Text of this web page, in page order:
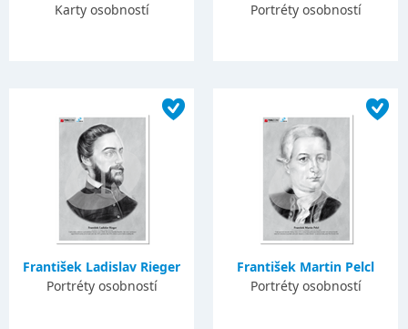
Karty osobností
Portréty osobností
František Ladislav Rieger
Portréty osobností
František Martin Pelcl
Portréty osobností